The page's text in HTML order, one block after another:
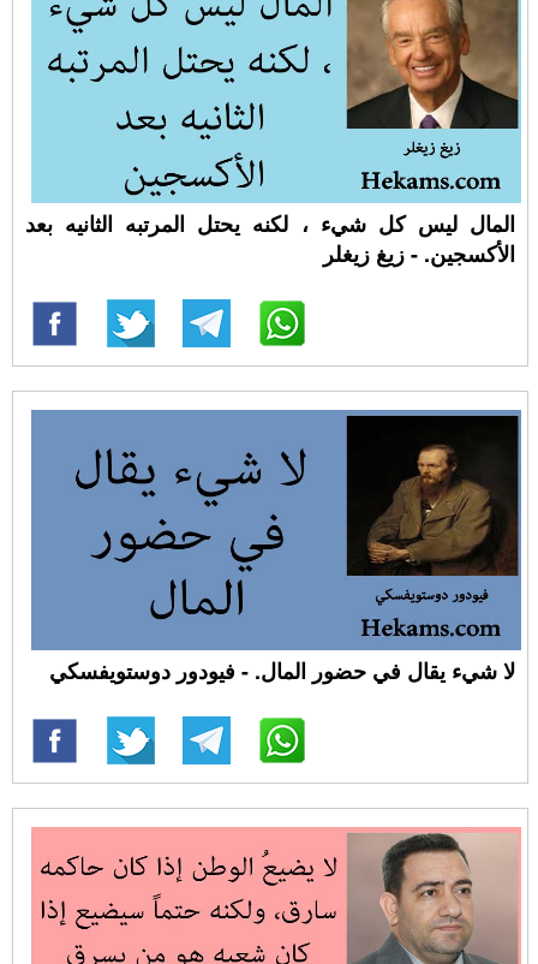
المال ليس كل شيء ، لكنه يحتل المرتبه الثانيه بعد
الأكسجين. - زيغ زيغلر
لا شيء يقال في حضور المال. - فيودور دوستويفسكي